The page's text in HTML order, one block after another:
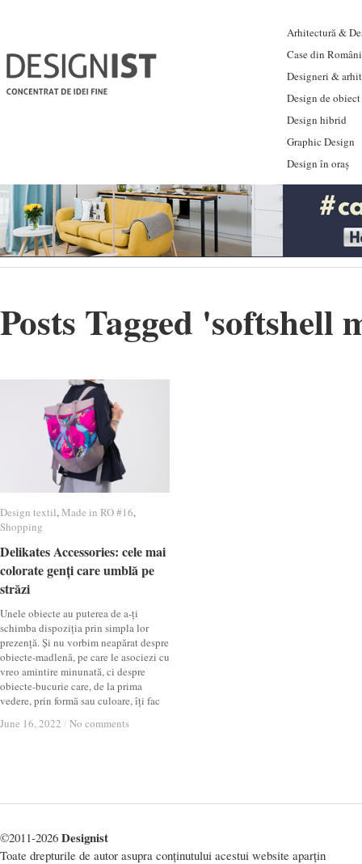
Arhitectură &
Case din
Designeri &
Design de obiect
Design hibrid
Graphic Design
Design în oraș
Posts Tagged 'softshell
Design textil,Made in RO #16,
Shopping
Delikates Accessories: cele mai
colorate genți care umblă pe
străzi
Unele obiecte au puterea de a-ți
schimba dispoziția prin simpla lor
prezență. Și nu vorbim neapărat despre
obiecte-madlenă, pe care le asociezi cu
vreo amintire minunată, ci despre
obiecte-bucurie care, de la prima
vedere, prin formă sau culoare, îți fac
June 16, 2022 / No comments
Design textil Made in RO #16
Shopping
Delikates Accessories: cele mai
colorate genți care umblă pe
străzi
June 16, 2022 / No comments
©2011-2026 Designist
Toate drepturile de autor asupra conținutului acestui website aparțin